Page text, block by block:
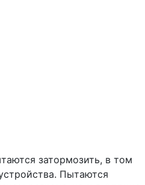
затормозить, в том
Пытаются